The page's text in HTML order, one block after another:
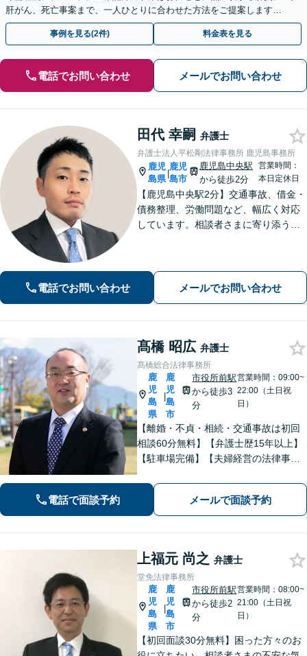
肝がん、死亡事案まで、一人ひとりに合わせた方法をご提案します。
手続きの負担を減らし、権利を守ります。
事例を見る(2件) 料金表を見る
電話でお問い合わせ メールでお問い合わせ
田代 幸嗣 弁護士
弁護士法人平松剛法律事務所 鹿児島事務所
鹿児
島県
|
鹿児
島市
鹿児島中央駅
から徒歩2分
営業時間：
本日定休日
【鹿児島中央駅2分】交通事故、借金・
債務整理、労働問題など、幅広く対応
しています。相談者さまに寄り添うこ
ください。【弁護士歴10年以上】
電話でお問い合わせ メールでお問い合わせ
髙橋 昭広 弁護士
髙橋総合法律事務所
鹿
児
島
県
|
鹿
児
島
市
市役所前駅
から徒歩3
分
営業時間：09:00~
22:00（土日祝
日）
【離婚・不貞・相続・交通事故は初回
相談60分無料】【弁護士歴15年以上】
【駐車場完備】【夫婦経営の法律事務
解決します【離婚問題】最善の解決方
法をご提案します【交通事故】適切な
賠償金・後遺障害認定を獲得します
電話で面談予約 メールで面談予約
上福元 尚之 弁護士
堂免法律事務所
鹿
児
島
県
|
鹿
児
島
市
市役所前駅
から徒歩2
分
営業時間：08:00~
21:00（土日祝
日）
【初回面談30分無料】困った方々のお